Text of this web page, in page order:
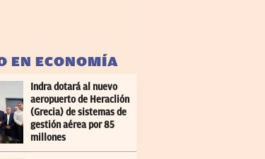
EN ECONOMÍA
Indra dotará al nuevo
aeropuerto de Heraclión
(Grecia) de sistemas de
gestión aérea por 85
millones